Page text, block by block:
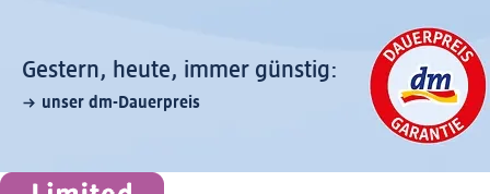
Gestern, heute, immer günstig:
unser dm-Dauerpreis